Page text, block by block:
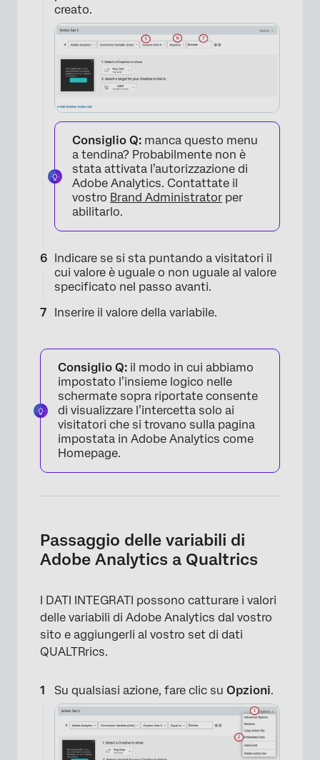
creato.
Consiglio Q: manca questo menu
a tendina? Probabilmente non è
stata attivata l’autorizzazione di
Adobe Analytics. Contattate il
vostro Brand Administrator per
abilitarlo.
Indicare se si sta puntando a visitatori il
cui valore è uguale o non uguale al valore
specificato nel passo avanti.
Inserire il valore della variabile.
Consiglio Q: il modo in cui abbiamo
impostato l’insieme logico nelle
schermate sopra riportate consente
di visualizzare l’intercetta solo ai
visitatori che si trovano sulla pagina
impostata in Adobe Analytics come
Homepage.
Passaggio delle variabili di
Adobe Analytics a Qualtrics
I DATI INTEGRATI possono catturare i valori
delle variabili di Adobe Analytics dal vostro
sito e aggiungerli al vostro set di dati
QUALTRrics.
Su qualsiasi azione, fare clic su Opzioni.